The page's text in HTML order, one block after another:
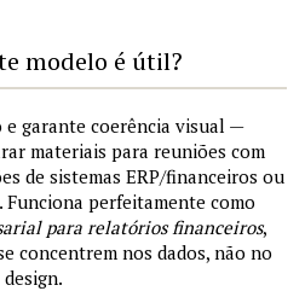
modelo é útil?
e garante coerência visual —
materiais para reuniões com
de sistemas ERP/financeiros ou
perfeitamente como
para relatórios financeiros,
concentrem nos dados, não no
design.